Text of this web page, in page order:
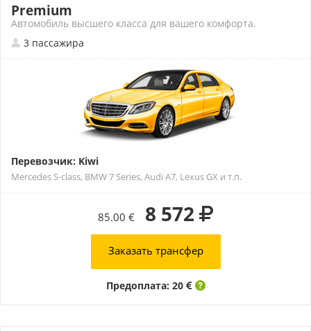
Premium
Автомобиль высшего класса для вашего комфорта.
3 пассажира
Перевозчик: Kiwi
Mercedes S-class, BMW 7 Series, Audi A7, Lexus GX и т.п.
85.00 € 8 572
Заказать трансфер
Предоплата: 20